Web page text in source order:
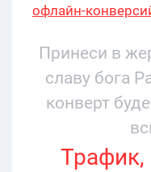
офлайн-
Принеси в
славу бога
конверт
Трафик,